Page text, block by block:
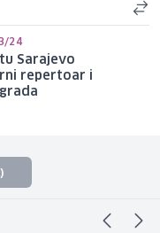
24
Sarajevo
repertoar i